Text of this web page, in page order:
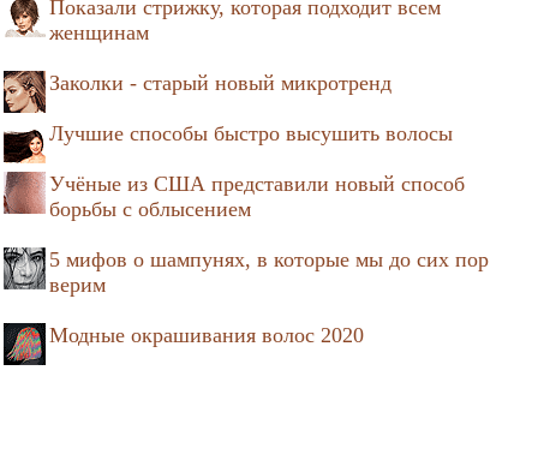
Показали стрижку, которая подходит всем
женщинам
Заколки - старый новый микротренд
Лучшие способы быстро высушить волосы
Учёные из США представили новый способ
борьбы с облысением
5 мифов о шампунях, в которые мы до сих пор
верим
Модные окрашивания волос 2020